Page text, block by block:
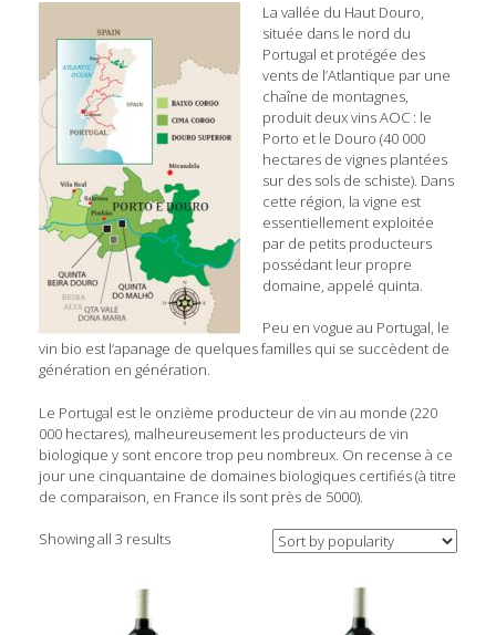
La vallée du Haut Douro,
située dans le nord du
Portugal et protégée des
vents de l’Atlantique par une
chaîne de montagnes,
produit deux vins AOC : le
Porto et le Douro (40 000
hectares de vignes plantées
sur des sols de schiste). Dans
cette région, la vigne est
essentiellement exploitée
par de petits producteurs
possédant leur propre
domaine, appelé quinta.
Peu en vogue au Portugal, le
vin bio est l’apanage de quelques familles qui se succèdent de
génération en génération.
Le Portugal est le onzième producteur de vin au monde (220
000 hectares), malheureusement les producteurs de vin
biologique y sont encore trop peu nombreux. On recense à ce
jour une cinquantaine de domaines biologiques certifiés (à titre
de comparaison, en France ils sont près de 5000).
Showing all 3 results